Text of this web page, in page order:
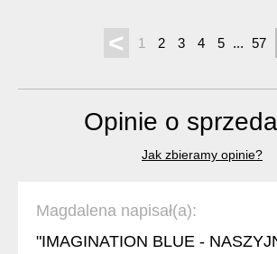
< 1 2 3 4 5 ... 57
Opinie o
Jak zbieramy opinie?
Magdalena napisał(a):
"IMAGINATION BLUE -